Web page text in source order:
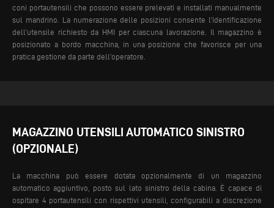
coni portautensili che possono essere prelevati e installati manualmente
sul mandrino. La numerazione delle posizioni consente l’identificazione
dell’utensile richiesto da HMI per ciascuna lavorazione. Il magazzino è
posizionato a bordo macchina, in una posizione che favorisce per una
pratica gestione da parte dell’operatore.
MAGAZZINO UTENSILI AUTOMATICO SINISTRO
(OPZIONALE)
La macchina può essere dotata opzionalmente di un magazzino
automatico aggiuntivo, posto sul lato sinistro della cabina. È capace di
ospitare 4 portautensili con rispettivi utensili, configurabili a discrezione